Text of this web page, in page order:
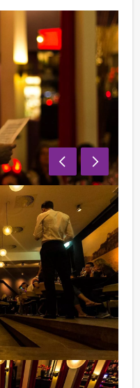
een restaurant naar
hoofdprijs voor de
Leuven
gewenste dag en